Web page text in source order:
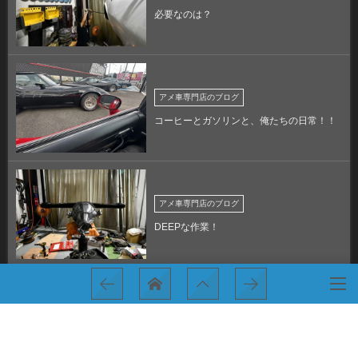
必要なのは？
アメ車専門店のブログ
コーヒーとガソリンと、俺たちの日常！！
アメ車専門店のブログ
DEEPな作業！